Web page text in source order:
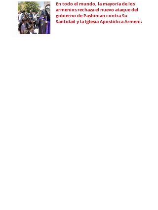
En todo el mundo, la mayoría de los
armenios rechaza el nuevo ataque del
gobierno de Pashinian contra Su
Santidad y la Iglesia Apostólica Armenia